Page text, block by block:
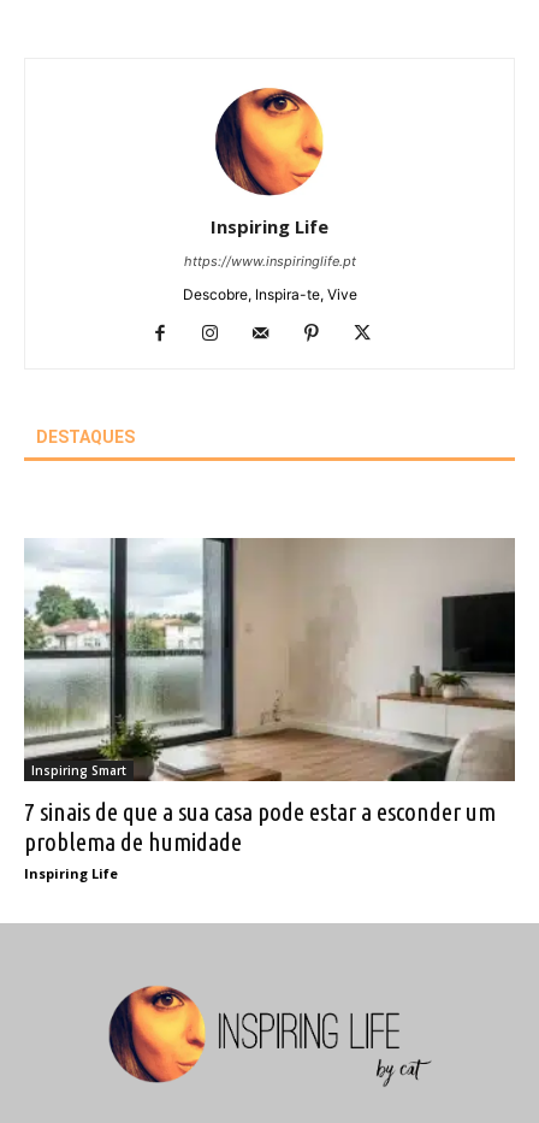
Inspiring Life
https://www.inspiringlife.pt
Descobre, Inspira-te, Vive
DESTAQUES
Inspiring Smart
7 sinais de que a sua casa pode estar a esconder um
problema de humidade
Inspiring Life